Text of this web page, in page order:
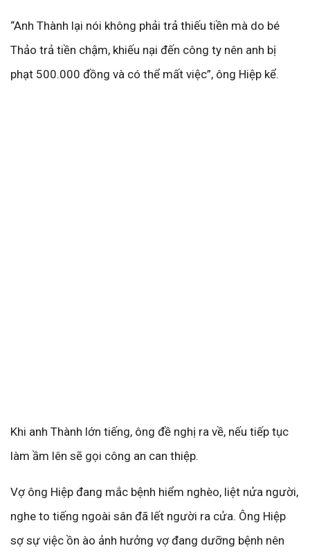
“Anh Thành lại nói không phải trả thiếu tiền mà do bé
Thảo trả tiền chậm, khiếu nại đến công ty nên anh bị
phạt 500.000 đồng và có thể mất việc”, ông Hiệp kể.
Khi anh Thành lớn tiếng, ông đề nghị ra về, nếu tiếp tục
làm ầm lên sẽ gọi công an can thiệp.
Vợ ông Hiệp đang mắc bệnh hiểm nghèo, liệt nửa người,
nghe to tiếng ngoài sân đã lết người ra cửa. Ông Hiệp
sợ sự việc ồn ào ảnh hưởng vợ đang dưỡng bệnh nên